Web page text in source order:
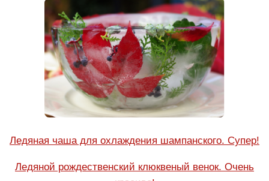
Ледяная чаша для охлаждения шампанского. Супер!
Ледяной рождественский клюквеный венок. Очень